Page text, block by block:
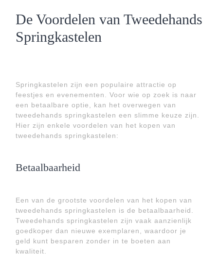
De Voordelen van Tweedehands
Springkastelen
Springkastelen zijn een populaire attractie op
feestjes en evenementen. Voor wie op zoek is naar
een betaalbare optie, kan het overwegen van
tweedehands springkastelen een slimme keuze zijn.
Hier zijn enkele voordelen van het kopen van
tweedehands springkastelen:
Betaalbaarheid
Een van de grootste voordelen van het kopen van
tweedehands springkastelen is de betaalbaarheid.
Tweedehands springkastelen zijn vaak aanzienlijk
goedkoper dan nieuwe exemplaren, waardoor je
geld kunt besparen zonder in te boeten aan
kwaliteit.